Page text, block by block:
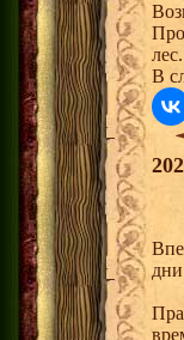
лес.
В